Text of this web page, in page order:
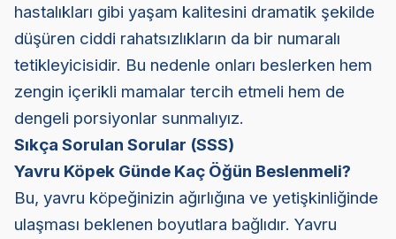
hastalıkları gibi yaşam kalitesini dramatik şekilde
düşüren ciddi rahatsızlıkların da bir numaralı
tetikleyicisidir. Bu nedenle onları beslerken hem
zengin içerikli mamalar tercih etmeli hem de
dengeli porsiyonlar sunmalıyız.
Sıkça Sorulan Sorular (SSS)
Yavru Köpek Günde Kaç Öğün Beslenmeli?
Bu, yavru köpeğinizin ağırlığına ve yetişkinliğinde
ulaşması beklenen boyutlara bağlıdır. Yavru